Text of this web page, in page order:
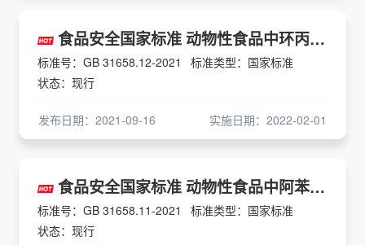
食品安全国家标准 动物性食品中环丙氨嗪残留量的测定 高效液相色谱法
标准号：GB 31658.12-2021
标准类型：国家标准
状态：现行
发布日期：2021-09-16 实施日期：2022-02-01
食品安全国家标准 动物性食品中阿苯达唑及其代谢物残留量的测定 高效液相色谱法
标准号：GB 31658.11-2021
标准类型：国家标准
状态：现行